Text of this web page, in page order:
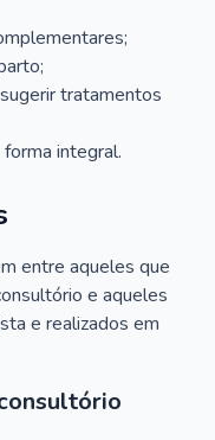
tratamentos
integral.
entre aqueles que
e aqueles
e realizados em